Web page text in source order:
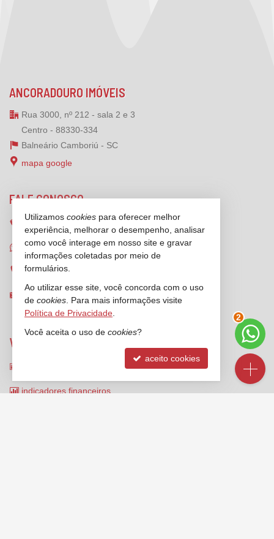
ANCORADOURO IMÓVEIS
Rua 3000, nº 212 - sala 2 e 3
Centro - 88330-334
Balneário Camboriú - SC
mapa google
FALE CONOSCO
(47) 99173-1547 (WhatsApp)
ligamos para você
contato@ancoradouroimoveis.com.br
VEJA MAIS
indicadores financeiros
2
Utilizamos cookies para oferecer melhor
experiência, melhorar o desempenho, analisar
como você interage em nosso site e gravar
informações coletadas por meio de
formulários.
Ao utilizar esse site, você concorda com o uso
de cookies . Para mais informações visite
Política de Privacidade
Você aceita o uso de cookies?
aceito cookies